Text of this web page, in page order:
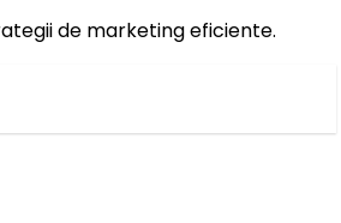
de marketing eficiente.